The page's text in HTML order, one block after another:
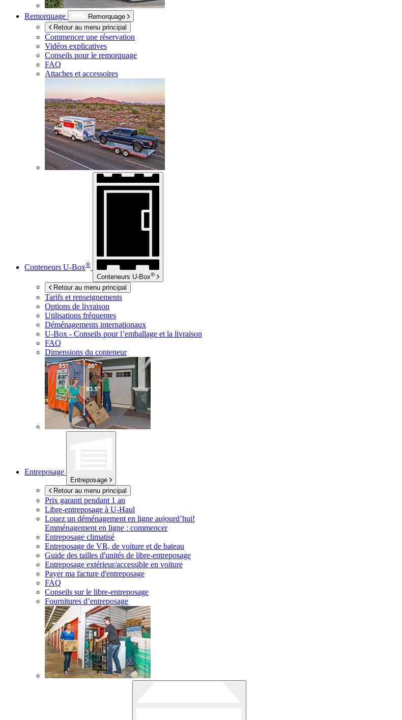
Remorquage
Remorquage
Retour au menu principal
Commencer une réservation
Vidéos explicatives
Conseils pour le remorquage
FAQ
Attaches et accessoires
Conteneurs U-Box®
Conteneurs U-Box®
Retour au menu principal
Tarifs et renseignements
Options de livraison
Utilisations fréquentes
Déménagements internationaux
U-Box - Conseils pour l’emballage et la livraison
FAQ
Dimensions du conteneur
Entreposage
Entreposage
Retour au menu principal
Prix garanti pendant 1 an
Libre-entreposage à U-Haul
Louez un déménagement en ligne aujourd’hui!
Emménagement en ligne : commencer
Entreposage climatisé
Entreposage de VR, de voiture et de bateau
Guide des tailles d'unités de libre-entreposage
Entreposage extérieur/accessible en voiture
Payer ma facture d'entreposage
FAQ
Conseils sur le libre-entreposage
Fournitures d’entreposage